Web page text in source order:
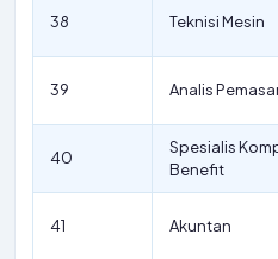
38 Teknisi Mesin
39 Analis
40
Spesialis
Benefit
41 Akuntan